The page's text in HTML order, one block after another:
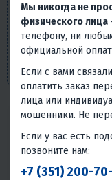
на сайте
характеристик,
носит
условиях не
положениями п. 2
Статистика
покупателей и
товаром.
Мы никогда не
физического лица
телефону, ни
официальной
Если с вами
оплатить заказ
лица или
мошенники. Не
Если у вас есть
позвоните нам:
+7 (351) 200-